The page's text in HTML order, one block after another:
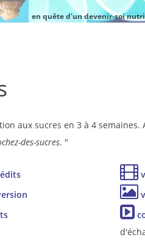
en quête d'un devenir-soi
aux sucres en 3 à 4
des-sucres. "